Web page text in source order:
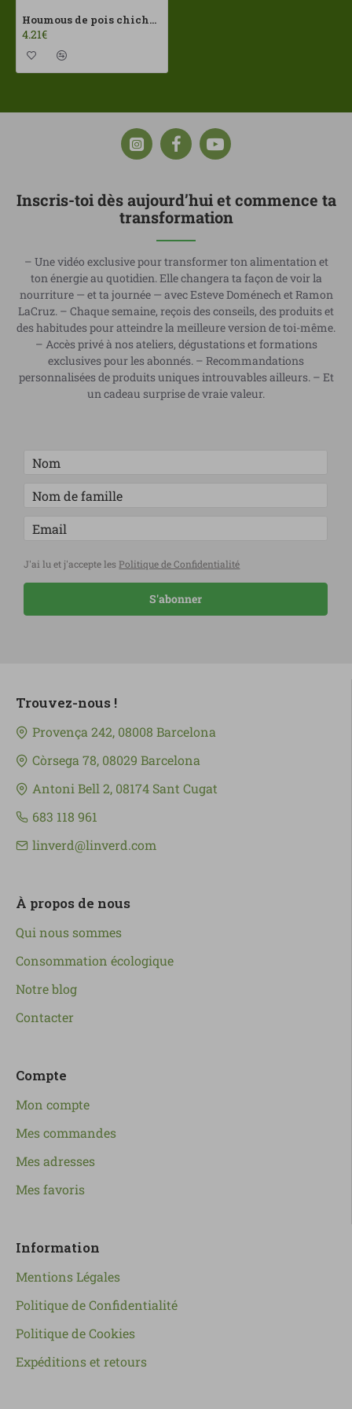
Houmous de pois chiches et curcuma 220gr Vegetalia ECO
4.21€
Inscris-toi dès aujourd’hui et commence ta
transformation
– Une vidéo exclusive pour transformer ton alimentation et
ton énergie au quotidien. Elle changera ta façon de voir la
nourriture — et ta journée — avec Esteve Doménech et Ramon
LaCruz. – Chaque semaine, reçois des conseils, des produits et
des habitudes pour atteindre la meilleure version de toi-même.
– Accès privé à nos ateliers, dégustations et formations
exclusives pour les abonnés. – Recommandations
personnalisées de produits uniques introuvables ailleurs. – Et
un cadeau surprise de vraie valeur.
J'ai lu et j'accepte les Politique de Confidentialité
S'abonner
Trouvez-nous !
Provença 242, 08008 Barcelona
Còrsega 78, 08029 Barcelona
Antoni Bell 2, 08174 Sant Cugat
683 118 961
linverd@linverd.com
À propos de nous
Qui nous sommes
Consommation écologique
Notre blog
Contacter
Compte
Mon compte
Mes commandes
Mes adresses
Mes favoris
Information
Mentions Légales
Politique de Confidentialité
Politique de Cookies
Expéditions et retours